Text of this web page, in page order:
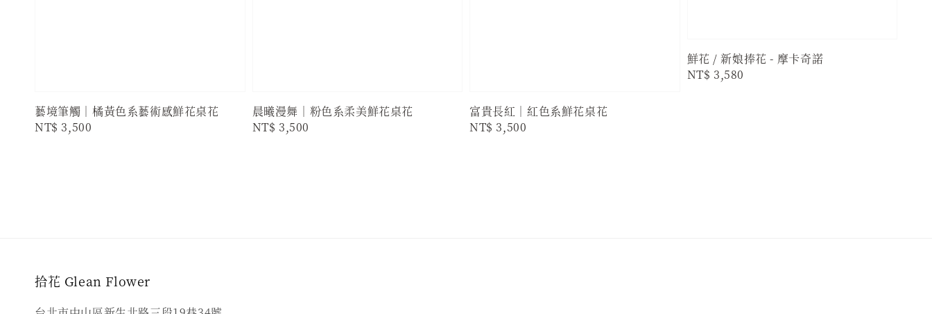
藝境筆觸｜橘黃色系藝術感鮮花桌花
Regular
NT$ 3,500
晨曦漫舞｜粉色系柔美鮮花桌花
Regular
NT$ 3,500
富貴長紅｜紅色系鮮花桌花
Regular
NT$ 3,500
鮮花 / 新娘捧花 - 摩卡奇諾
Regular
NT$ 3,580
拾花 Glean Flower